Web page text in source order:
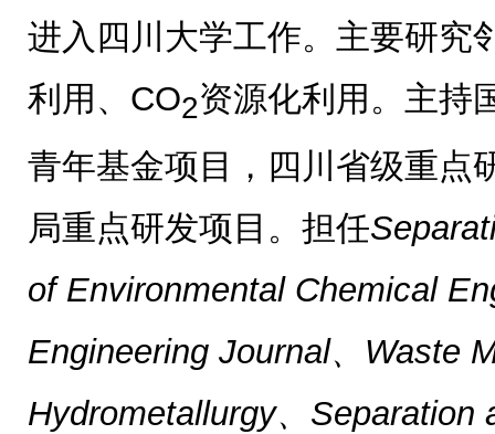
进入四川大学工作。主要研究
利用、CO2资源化利用。主持
青年基金项目，四川省级重点
局重点研发项目。担任
of Environmental Chemical
Engineering Journal、Waste
Hydrometallurgy、Separation